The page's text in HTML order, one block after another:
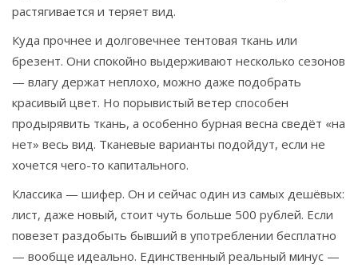
растягивается и теряет вид.
Куда прочнее и долговечнее тентовая ткань или
брезент. Они спокойно выдерживают несколько сезонов
— влагу держат неплохо, можно даже подобрать
красивый цвет. Но порывистый ветер способен
продырявить ткань, а особенно бурная весна сведёт «на
нет» весь вид. Тканевые варианты подойдут, если не
хочется чего-то капитального.
Классика — шифер. Он и сейчас один из самых дешёвых:
лист, даже новый, стоит чуть больше 500 рублей. Если
повезет раздобыть бывший в употреблении бесплатно
— вообще идеально. Единственный реальный минус —